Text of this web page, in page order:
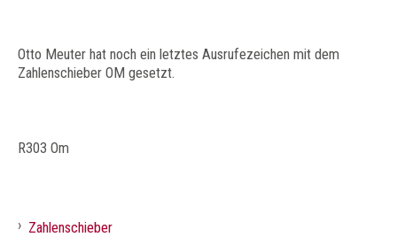
Otto Meuter hat noch ein letztes Ausrufezeichen mit dem
Zahlenschieber OM gesetzt.
R303 Om
› Zahlenschieber